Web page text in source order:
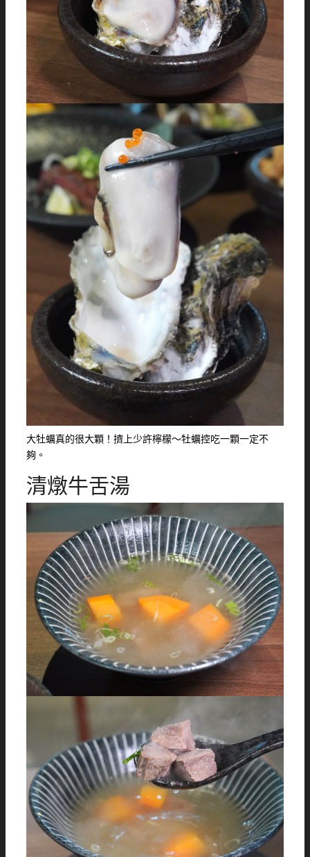
大牡蠣真的很大顆！擠上少許檸檬～牡蠣控吃一顆一定不
夠。
清燉牛舌湯